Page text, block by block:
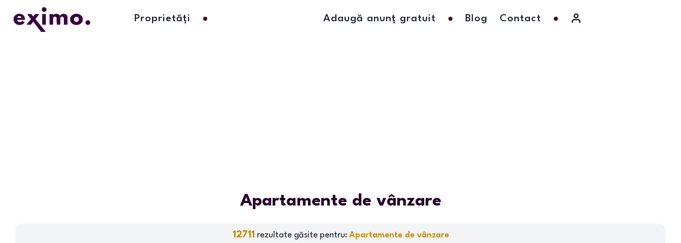
Proprietăți Adaugă anunț gratuit Blog Contact
Apartamente de vânzare
12711 rezultate găsite pentru: Apartamente de vânzare